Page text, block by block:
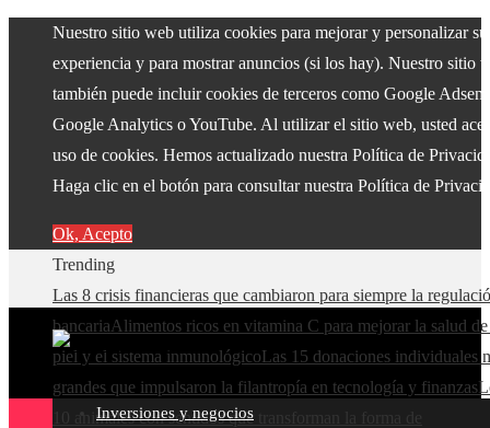
Nuestro sitio web utiliza cookies para mejorar y personalizar su
experiencia y para mostrar anuncios (si los hay). Nuestro sitio
también puede incluir cookies de terceros como Google
Google Analytics o YouTube. Al utilizar el sitio web, usted
uso de cookies. Hemos actualizado nuestra Política de
Haga clic en el botón para consultar nuestra Política de
Ok, Acepto
Trending
Las 8 crisis financieras que cambiaron para siempre la
bancariaAlimentos ricos en vitamina C para mejorar la salud
piel y el sistema inmunológicoLas 15 donaciones individuales
grandes que impulsaron la filantropía en tecnología y finanzas
10 animales con sentidos que transforman la forma de
Inversiones y negocios